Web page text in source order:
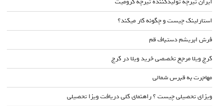
استارلینک چیست و چگونه کار میکند؟
فرش ابریشم دستباف قم
کرج ویلا مرجع تخصصی خرید ویلا در کرج
مهاجرت به قبرس شمالی
ویزای تحصیلی چیست ؟ راهنمای کلی دریافت ویزا تحصیلی